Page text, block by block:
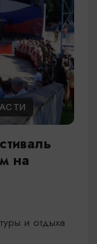
на
и отдыха